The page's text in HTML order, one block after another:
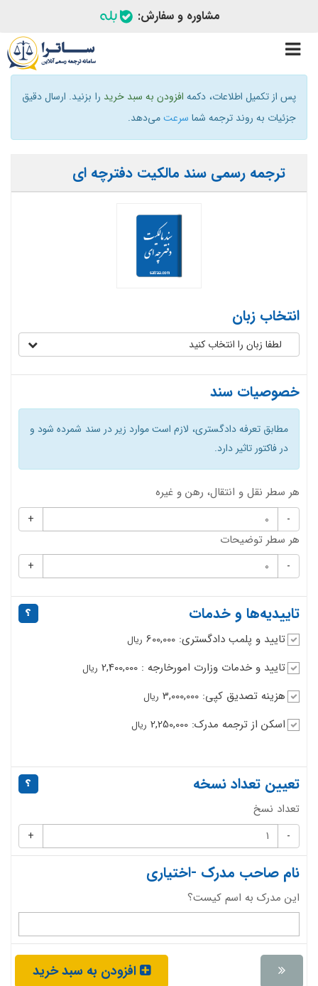
مشاوره و سفارش:
Toggle
navigation
پس از تکمیل اطلاعات، دکمه افزودن به سبد خرید را بزنید. ارسال دقیق
جزئیات به روند ترجمه شما سرعتمی‌دهد.
ترجمه رسمی سند مالکیت دفترچه ای
انتخاب زبان
لطفا زبان را انتخاب کنید
خصوصیات سند
مطابق تعرفه دادگستری، لازم است موارد زیر در سند شمرده شود و
در فاکتور تاثیر دارد.
هر سطر نقل و انتقال، رهن و غیره
-
+
هر سطر توضیحات
-
+
تاییدیه‌ها و خدمات
تایید و پلمب دادگستری: 600,000 ریال
تایید و خدمات وزارت امورخارجه : 2,400,000 ریال
هزینه تصدیق کپی: 3,000,000 ریال
اسکن از ترجمه مدرک: 2,250,000 ریال
تعیین تعداد نسخه
تعداد نسخ
-
+
نام صاحب مدرک -اختیاری
این مدرک به اسم کیست؟
افزودن به سبد خرید